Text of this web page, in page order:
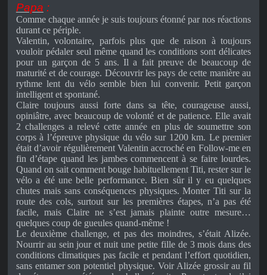
Papa :
Comme chaque année je suis toujours étonné par nos réactions
durant ce périple.
Valentin, volontaire, parfois plus que de raison à toujours
vouloir pédaler seul même quand les conditions sont délicates
pour un garçon de 5 ans. Il a fait preuve de beaucoup de
maturité et de courage. Découvrir les pays de cette manière au
rythme lent du vélo semble bien lui convenir. Petit garçon
intelligent et spontané.
Claire toujours aussi forte dans sa tête, courageuse aussi,
opiniâtre, avec beaucoup de volonté et de patience. Elle avait
2 challenges a relevé cette année en plus de soumettre son
corps à l’épreuve physique du vélo sur 1200 km. Le premier
était d’avoir régulièrement Valentin accroché en Follow-me en
fin d’étape quand les jambes commencent à se faire lourdes.
Quand on sait comment bouge habituellement Titi, rester sur le
vélo a été une belle performance. Bien sûr il y eu quelques
chutes mais sans conséquences physiques. Monter Titi sur la
route des cols, surtout sur les premières étapes, n’a pas été
facile, mais Claire ne s’est jamais plainte outre mesure…
quelques coup de gueules quand-même !
Le deuxième challenge, et pas des moindres, s’était Alizée.
Nourrir au sein jour et nuit une petite fille de 3 mois dans des
conditions climatiques pas facile et pendant l’effort quotidien,
sans entamer son potentiel physique. Voir Alizée grossir au fil